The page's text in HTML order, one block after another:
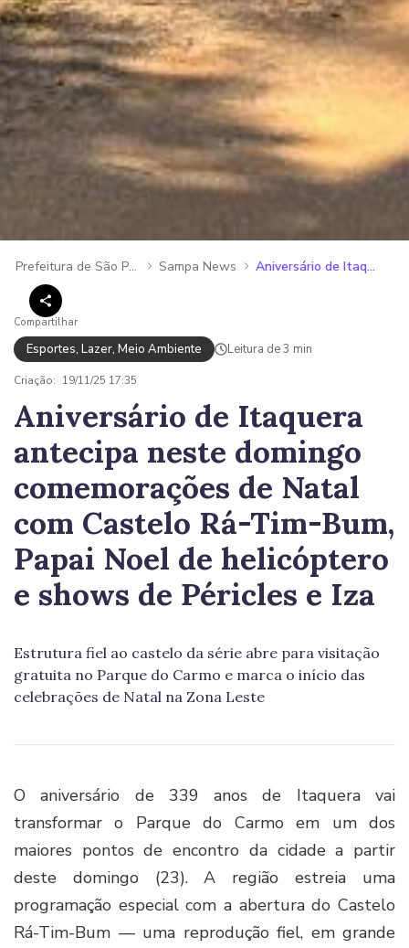
Prefeitura de São Paulo Sampa News Aniversário de Itaquera antecipa neste domingo comemorações de Natal com Castelo Rá-Tim-Bum, Papai Noel de helicóptero e shows de Péricles e Iza
Compartilhar
Esportes, Lazer, Meio Ambiente Leitura de 3 min
Criação: 19/11/25 17:35
Aniversário de Itaquera
antecipa neste domingo
comemorações de Natal
com Castelo Rá-Tim-Bum,
Papai Noel de helicóptero
e shows de Péricles e Iza
Estrutura fiel ao castelo da série abre para visitação
gratuita no Parque do Carmo e marca o início das
celebrações de Natal na Zona Leste
O aniversário de 339 anos de Itaquera vai
transformar o Parque do Carmo em um dos
maiores pontos de encontro da cidade a partir
deste domingo (23). A região estreia uma
programação especial com a abertura do Castelo
Rá-Tim-Bum — uma reprodução fiel, em grande